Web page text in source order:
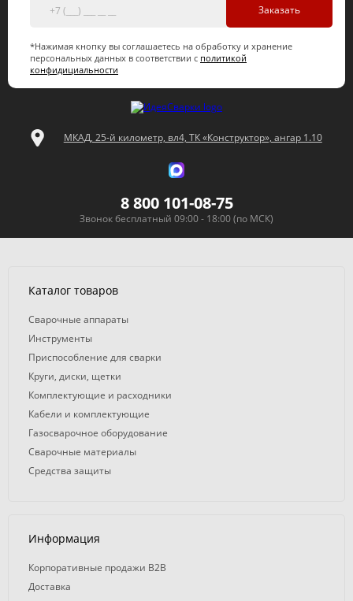
Заказать
*Нажимая кнопку вы соглашаетесь на обработку и хранение
персональных данных в соответствии с политикой
конфидициальности
МКАД, 25-й километр, вл4, ТК «Конструктор», ангар 1.10
8 800 101-08-75
Звонок бесплатный 09:00 - 18:00 (по МСК)
Каталог товаров
Сварочные аппараты
Инструменты
Приспособление для сварки
Круги, диски, щетки
Комплектующие и расходники
Кабели и комплектующие
Газосварочное оборудование
Сварочные материалы
Средства защиты
Информация
Корпоративные продажи B2B
Доставка